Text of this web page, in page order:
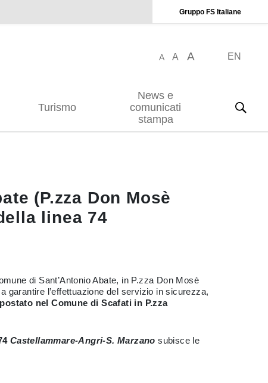
Gruppo FS Italiane
A A A EN
Turismo
News e
comunicati
stampa
(P.zza Don Mosè
linea 74
di Sant’Antonio Abate, in P.zza Don Mosè
garantire l’effettuazione del servizio in sicurezza,
nel Comune di Scafati in P.zza
Castellammare-Angri-S. Marzano subisce le